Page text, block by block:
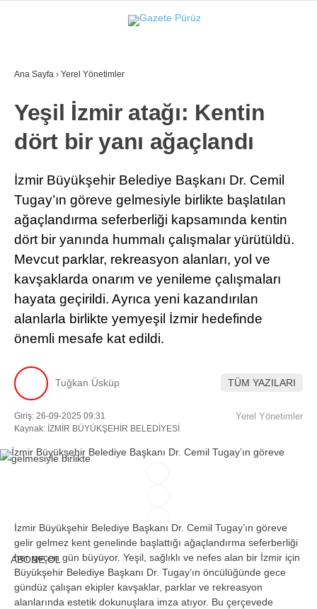
WhatsApp İhbar Hattı
Instagram
Youtube
YEREL YÖNETIMLER
GÜNCEL
EKONOMI
POLITIKA
SAĞLIK
KÜLTÜR-SANAT
SPOR
DIĞER
Ana Sayfa › Yerel Yönetimler
Yeşil İzmir atağı: Kentin
dört bir yanı ağaçlandı
İzmir Büyükşehir Belediye Başkanı Dr. Cemil
Tugay’ın göreve gelmesiyle birlikte başlatılan
ağaçlandırma seferberliği kapsamında kentin
dört bir yanında hummalı çalışmalar yürütüldü.
Mevcut parklar, rekreasyon alanları, yol ve
kavşaklarda onarım ve yenileme çalışmaları
hayata geçirildi. Ayrıca yeni kazandırılan
alanlarla birlikte yemyeşil İzmir hedefinde
önemli mesafe kat edildi.
Tuğkan Üsküp TÜM YAZILARI
Giriş: 26-09-2025 09:31
Kaynak: İZMİR BÜYÜKŞEHİR BELEDİYESİ
Yerel Yönetimler
ABONE OL
İzmir Büyükşehir Belediye Başkanı Dr. Cemil Tugay’ın göreve
gelir gelmez kent genelinde başlattığı ağaçlandırma seferberliği
her geçen gün büyüyor. Yeşil, sağlıklı ve nefes alan bir İzmir için
Büyükşehir Belediye Başkanı Dr. Tugay’ın öncülüğünde gece
gündüz çalışan ekipler kavşaklar, parklar ve rekreasyon
alanlarında estetik dokunuşlara imza atıyor. Bu çerçevede